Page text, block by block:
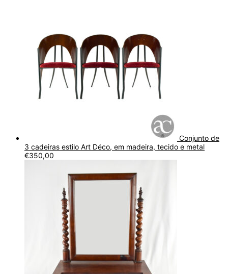
Conjunto de
3 cadeiras estilo Art Déco, em madeira, tecido e metal
€350,00